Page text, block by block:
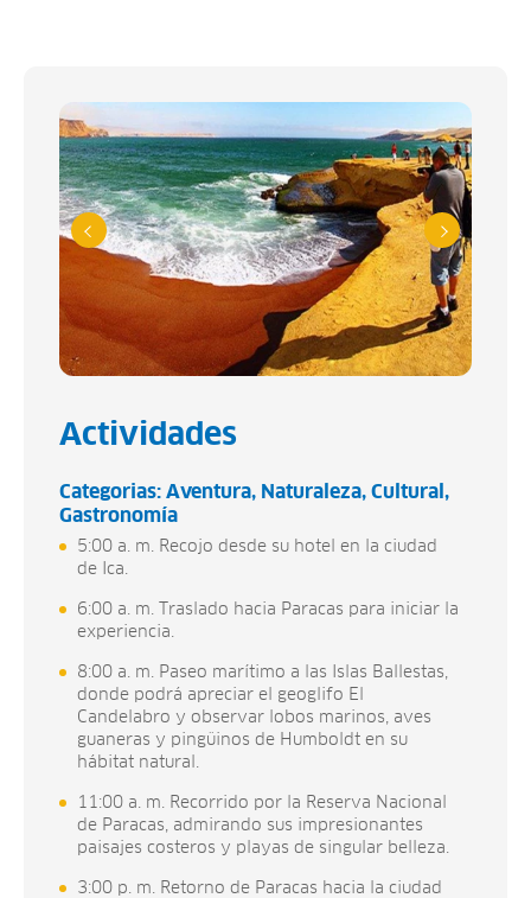
Actividades
Categorias: Aventura Naturaleza Cultural
Gastronomía
5:00 a. m. Recojo desde su hotel en la ciudad
de Ica.
6:00 a. m. Traslado hacia Paracas para iniciar la
experiencia.
8:00 a. m. Paseo marítimo a las Islas Ballestas,
donde podrá apreciar el geoglifo El
Candelabro y observar lobos marinos, aves
guaneras y pingüinos de Humboldt en su
hábitat natural.
11:00 a. m. Recorrido por la Reserva Nacional
de Paracas, admirando sus impresionantes
paisajes costeros y playas de singular belleza.
3:00 p. m. Retorno de Paracas hacia la ciudad